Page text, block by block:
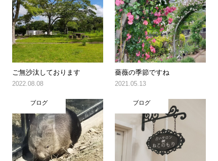
ご無沙汰しております
2022.08.08
薔薇の季節ですね
2021.05.13
ブログ ブログ